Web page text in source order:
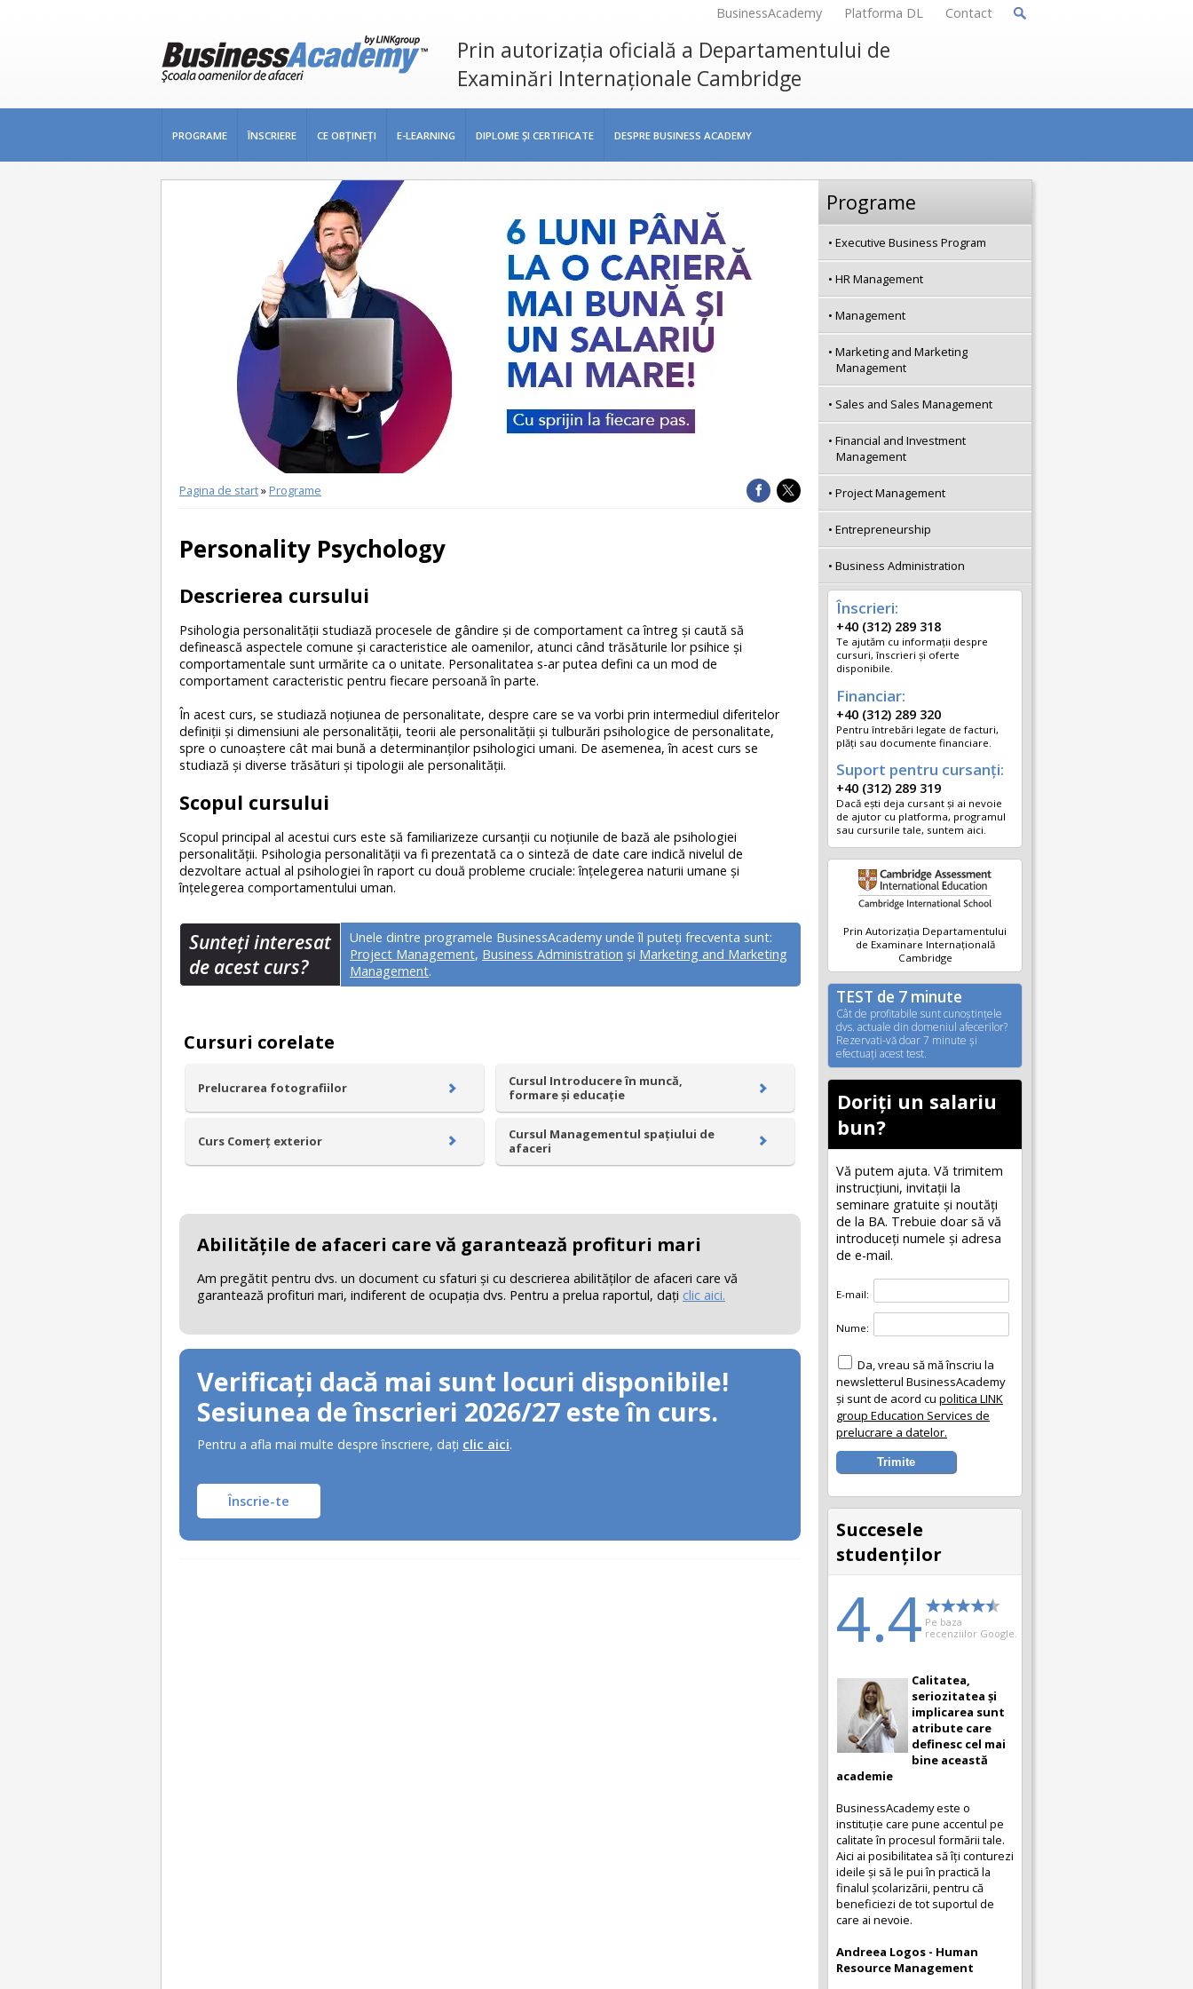
BusinessAcademy Platforma DL Contact
Prin autorizația oficială a Departamentului de
Examinări Internaționale Cambridge
PROGRAME ÎNSCRIERE CE OBŢINEŢI E-LEARNING DIPLOME ŞI CERTIFICATE DESPRE BUSINESS ACADEMY
Pagina de start»Programe
Personality Psychology
Descrierea cursului
Psihologia personalităţii studiază procesele de gândire şi de comportament ca întreg şi caută să
definească aspectele comune şi caracteristice ale oamenilor, atunci când trăsăturile lor psihice şi
comportamentale sunt urmărite ca o unitate. Personalitatea s-ar putea defini ca un mod de
comportament caracteristic pentru fiecare persoană în parte.
În acest curs, se studiază noţiunea de personalitate, despre care se va vorbi prin intermediul diferitelor
definiţii şi dimensiuni ale personalităţii, teorii ale personalităţii şi tulburări psihologice de personalitate,
spre o cunoaştere cât mai bună a determinanţilor psihologici umani. De asemenea, în acest curs se
studiază şi diverse trăsături şi tipologii ale personalităţii.
Scopul cursului
Scopul principal al acestui curs este să familiarizeze cursanţii cu noţiunile de bază ale psihologiei
personalităţii. Psihologia personalităţii va fi prezentată ca o sinteză de date care indică nivelul de
dezvoltare actual al psihologiei în raport cu două probleme cruciale: înţelegerea naturii umane şi
înţelegerea comportamentului uman.
Sunteţi interesat
de acest curs?
Unele dintre programele BusinessAcademy unde îl puteți frecventa sunt:
Project Management, Business Administration și Marketing and Marketing
Management.
Cursuri corelate
Prelucrarea fotografiilor
Cursul Introducere în muncă,
formare și educație
Curs Comerț exterior
Cursul Managementul spațiului de
afaceri
Abilităţile de afaceri care vă garantează profituri mari
Am pregătit pentru dvs. un document cu sfaturi şi cu descrierea abilităţilor de afaceri care vă
garantează profituri mari, indiferent de ocupaţia dvs. Pentru a prelua raportul, daţi clic aici.
Verificați dacă mai sunt locuri disponibile!
Sesiunea de înscrieri 2026/27 este în curs.
Pentru a afla mai multe despre înscriere, daţi clic aici.
Înscrie-te
Programe
Executive Business Program
HR Management
Management
Marketing and Marketing
Management
Sales and Sales Management
Financial and Investment
Management
Project Management
Entrepreneurship
Business Administration
Înscrieri:
+40 (312) 289 318
Te ajutăm cu informații despre
cursuri, înscrieri și oferte
disponibile.
Financiar:
+40 (312) 289 320
Pentru întrebări legate de facturi,
plăți sau documente financiare.
Suport pentru cursanți:
+40 (312) 289 319
Dacă ești deja cursant și ai nevoie
de ajutor cu platforma, programul
sau cursurile tale, suntem aici.
Prin Autorizația Departamentului
de Examinare Internațională
Cambridge
TEST de 7 minute
Cât de profitabile sunt cunoştinţele
dvs. actuale din domeniul afecerilor?
Rezervati-vă doar 7 minute şi
efectuaţi acest test.
Doriți un salariu
bun?
Vă putem ajuta. Vă trimitem
instrucțiuni, invitaţii la
seminare gratuite şi noutăţi
de la BA. Trebuie doar să vă
introduceţi numele și adresa
de e-mail.
E-mail:
Nume:
Da, vreau să mă înscriu la
newsletterul BusinessAcademy
și sunt de acord cu politica LINK
group Education Services de
prelucrare a datelor.
Succesele
studenţilor
4.4 Pe baza
recenziilor Google.
Calitatea,
seriozitatea și
implicarea sunt
atribute care
definesc cel mai
bine această
academie
BusinessAcademy este o
instituție care pune accentul pe
calitate în procesul formării tale.
Aici ai posibilitatea să îți conturezi
ideile și să le pui în practică la
finalul școlarizării, pentru că
beneficiezi de tot suportul de
care ai nevoie.
Andreea Logos - Human
Resource Management